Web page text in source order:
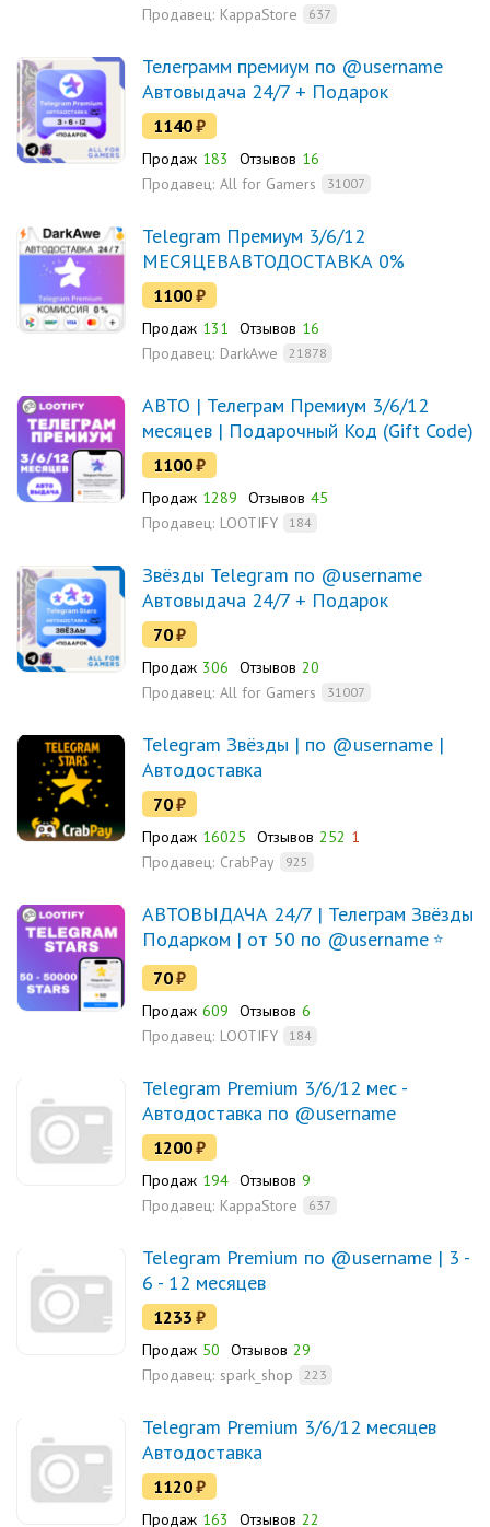
Продавец: KappaStore 637
Телеграмм премиум по @username
Автовыдача 24/7 + Подарок
1140₽
Продаж 183 Отзывов 16
Продавец: All for Gamers 31007
Telegram Премиум 3/6/12
МЕСЯЦЕВАВТОДОСТАВКА 0%
1100₽
Продаж 131 Отзывов 16
Продавец: DarkAwe 21878
АВТО | Телеграм Премиум 3/6/12
месяцев | Подарочный Код (Gift Code)
1100₽
Продаж 1289 Отзывов 45
Продавец: LOOTIFY 184
Звёзды Telegram по @username
Автовыдача 24/7 + Подарок
70₽
Продаж 306 Отзывов 20
Продавец: All for Gamers 31007
Telegram Звёзды | по @username |
Автодоставка
70₽
Продаж 16025 Отзывов 252 1
Продавец: CrabPay 925
АВТОВЫДАЧА 24/7 | Телеграм Звёзды
Подарком | от 50 по @username
70₽
Продаж 609 Отзывов 6
Продавец: LOOTIFY 184
Telegram Premium 3/6/12 мес -
Автодоставка по @username
1200₽
Продаж 194 Отзывов 9
Продавец: KappaStore 637
Telegram Premium по @username | 3 -
6 - 12 месяцев
1233 ₽
Продаж 50 Отзывов 29
Продавец: spark_shop 223
Telegram Premium 3/6/12 месяцев
Автодоставка
1120₽
Продаж 163 Отзывов 22